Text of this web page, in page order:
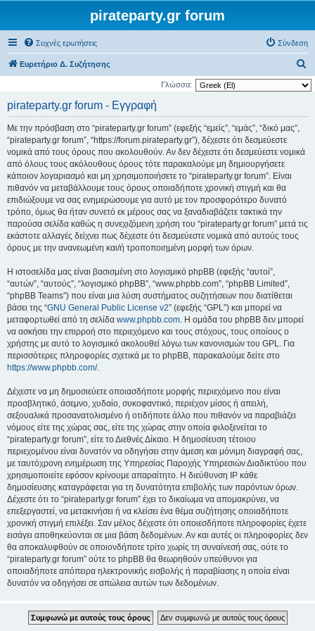
pirateparty.gr forum
Συχνές ερωτήσεις Σύνδεση
Ευρετήριο Δ. Συζήτησης
ν
Γλώσσα:
pirateparty.gr forum - Εγγραφή
Με την πρόσβαση στο “pirateparty.gr forum” (εφεξής “εμείς”, “εμάς”, “δικό μας”,
“pirateparty.gr forum”, “https://forum.pirateparty.gr”), δέχεστε ότι δεσμεύεστε
νομικά από τους όρους που ακολουθούν. Αν δεν δέχεστε ότι δεσμεύεστε νομικά
από όλους τους ακόλουθους όρους τότε παρακαλούμε μη δημιουργήσετε
κάποιον λογαριασμό και μη χρησιμοποιήσετε το “pirateparty.gr forum”. Είναι
πιθανόν να μεταβάλλουμε τους όρους οποιαδήποτε χρονική στιγμή και θα
επιδιώξουμε να σας ενημερώσουμε για αυτό με τον προσφορότερο δυνατό
τρόπο, όμως θα ήταν συνετό εκ μέρους σας να ξαναδιαβάζετε τακτικά την
παρούσα σελίδα καθώς η συνεχιζόμενη χρήση του “pirateparty.gr forum” μετά τις
εκάστοτε αλλαγές δείχνει πως δέχεστε ότι δεσμεύεστε νομικά από αυτούς τους
όρους με την ανανεωμένη και/ή τροποποιημένη μορφή των όρων.
Η ιστοσελίδα μας είναι βασισμένη στο λογισμικό phpBB (εφεξής “αυτοί”,
“αυτών”, “αυτούς”, “λογισμικό phpBB”, “www.phpbb.com”, “phpBB Limited”,
“phpBB Teams”) που είναι μια λύση συστήματος συζητήσεων που διατίθεται
βάσει της “GNU General Public License v2” (εφεξής “GPL”) και μπορεί να
μεταφορτωθεί από τη σελίδα www.phpbb.com. Η ομάδα του phpBB δεν μπορεί
να ασκήσει την επιρροή στο περιεχόμενο και τους στόχους, τους οποίους ο
χρήστης με αυτό το λογισμικό ακολουθεί λόγω των κανονισμών του GPL. Για
περισσότερες πληροφορίες σχετικά με το phpBB, παρακαλούμε δείτε στο
https://www.phpbb.com/.
Δέχεστε να μη δημοσιεύετε οποιασδήποτε μορφής περιεχόμενο που είναι
προσβλητικό, άσεμνο, χυδαίο, συκοφαντικό, περιέχον μίσος ή απειλή,
σεξουαλικά προσανατολισμένο ή οτιδήποτε άλλο που πιθανόν να παραβιάζει
νόμους είτε της χώρας σας, είτε της χώρας στην οποία φιλοξενείται το
“pirateparty.gr forum”, είτε το Διεθνές Δίκαιο. Η δημοσίευση τέτοιου
περιεχομένου είναι δυνατόν να οδηγήσει στην άμεση και μόνιμη διαγραφή σας,
με ταυτόχρονη ενημέρωση της Υπηρεσίας Παροχής Υπηρεσιών Διαδικτύου που
χρησιμοποιείτε εφόσον κρίνουμε απαραίτητο. Η διεύθυνση IP κάθε
δημοσίευσης καταγράφεται για τη δυνατότητα επιβολής των παρόντων όρων.
Δέχεστε ότι το “pirateparty.gr forum” έχει το δικαίωμα να απομακρύνει, να
επεξεργαστεί, να μετακινήσει ή να κλείσει ένα θέμα συζήτησης οποιαδήποτε
χρονική στιγμή επιλέξει. Σαν μέλος δέχεστε ότι οποιεσδήποτε πληροφορίες έχετε
εισάγει αποθηκεύονται σε μια βάση δεδομένων. Αν και αυτές οι πληροφορίες δεν
θα αποκαλυφθούν σε οποιονδήποτε τρίτο χωρίς τη συναίνεσή σας, ούτε το
“pirateparty.gr forum” ούτε το phpBB θα θεωρηθούν υπεύθυνοι για
οποιαδήποτε απόπειρα ηλεκτρονικής εισβολής ή παραβίασης η οποία είναι
δυνατόν να οδηγήσει σε απώλεια αυτών των δεδομένων.